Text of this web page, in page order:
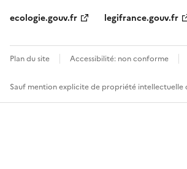
ecologie.gouv.fr
legifrance.gouv.fr
Plan du site Accessibilité: non conforme
Sauf mention explicite de propriété intellectuelle